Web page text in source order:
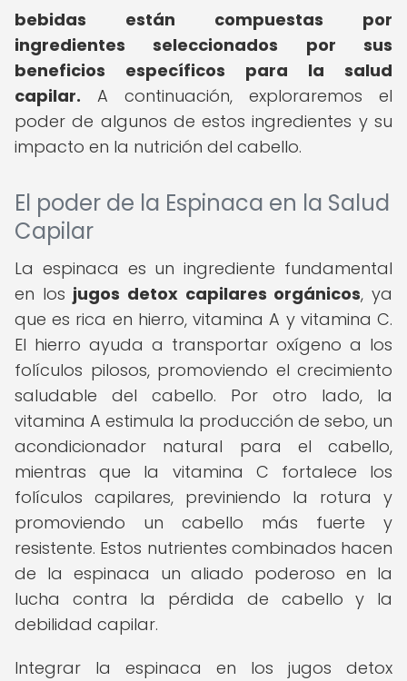
bebidas están compuestas por
ingredientes seleccionados por sus
beneficios específicos para la salud
capilar. A continuación, exploraremos el
poder de algunos de estos ingredientes y su
impacto en la nutrición del cabello.
El poder de la Espinaca en la Salud
Capilar
La espinaca es un ingrediente fundamental
en los jugos detox capilares orgánicos, ya
que es rica en hierro, vitamina A y vitamina C.
El hierro ayuda a transportar oxígeno a los
folículos pilosos, promoviendo el crecimiento
saludable del cabello. Por otro lado, la
vitamina A estimula la producción de sebo, un
acondicionador natural para el cabello,
mientras que la vitamina C fortalece los
folículos capilares, previniendo la rotura y
promoviendo un cabello más fuerte y
resistente. Estos nutrientes combinados hacen
de la espinaca un aliado poderoso en la
lucha contra la pérdida de cabello y la
debilidad capilar.
Integrar la espinaca en los jugos detox